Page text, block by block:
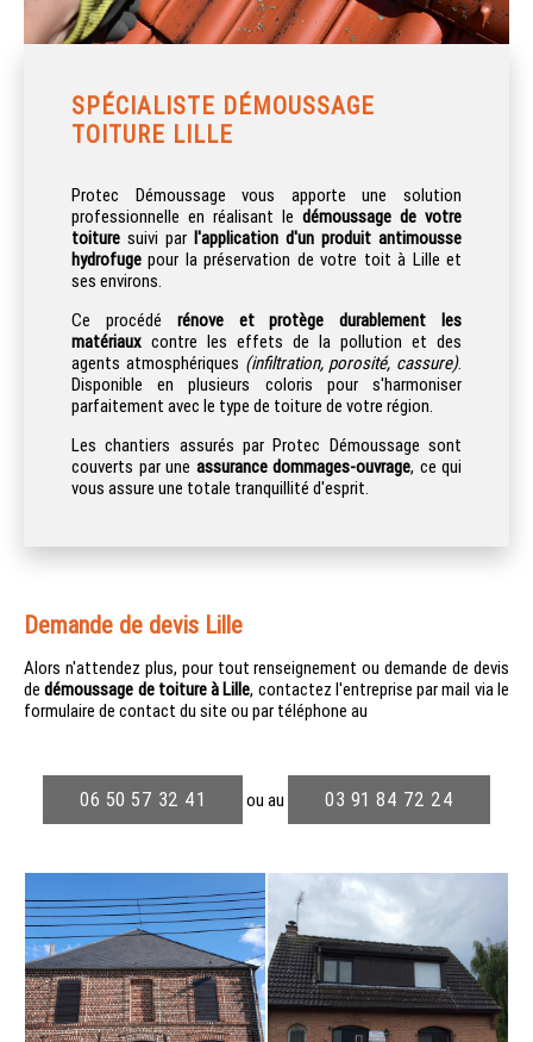
SPÉCIALISTE DÉMOUSSAGE
TOITURE LILLE
Protec Démoussage vous apporte une solution
professionnelle en réalisant le démoussage de votre
toiture suivi par l'application d'un produit antimousse
hydrofuge pour la préservation de votre toit à Lille et
ses environs.
Ce procédé rénove et protège durablement les
matériaux contre les effets de la pollution et des
agents atmosphériques (infiltration, porosité, cassure).
Disponible en plusieurs coloris pour s'harmoniser
parfaitement avec le type de toiture de votre région.
Les chantiers assurés par Protec Démoussage sont
couverts par une assurance dommages-ouvrage, ce qui
vous assure une totale tranquillité d'esprit.
Demande de devis Lille
Alors n'attendez plus, pour tout renseignement ou demande de devis
dedémoussage de toiture à Lille, contactez l'entreprise par mail via le
formulaire de contact du site ou par téléphone au
06 50 57 32 41 ou au 03 91 84 72 24